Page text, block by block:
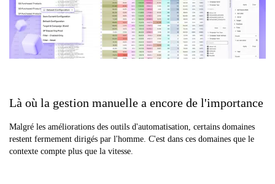
Là où la gestion manuelle a encore de l'importance
Malgré les améliorations des outils d'automatisation, certains domaines
restent fermement dirigés par l'homme. C'est dans ces domaines que le
contexte compte plus que la vitesse.